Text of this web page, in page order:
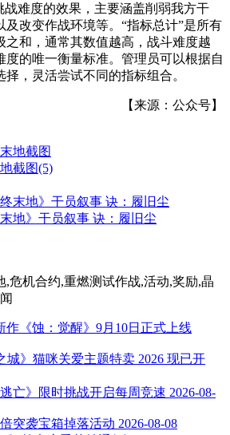
战难度的效果，主要涵盖削弱我方干
及改变作战环境等。“指标总计”是所有
之和，通常其数值越高，战斗难度越
度的唯一衡量标准。管理员可以根据自
，灵活尝试不同的指标组合。
【来源：公众号】
截图(5)
地》干员叙事 诀：履旧尘
,危机合约,重燃测试作战,活动,奖励,晶
作《蚀：觉醒》9月10日正式上线
城》猫咪关爱主题特卖 2026 现已开
逃亡》限时挑战开启每周竞速 2026-08-
突袭宝箱掉落活动 2026-08-08